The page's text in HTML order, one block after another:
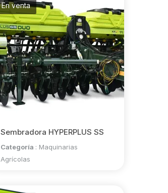
En venta
Sembradora HYPERPLUS SS
Categoría : Maquinarias
Agrícolas